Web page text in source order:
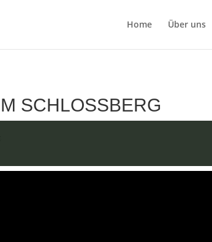
Home Über uns
SCHLOSSBERG